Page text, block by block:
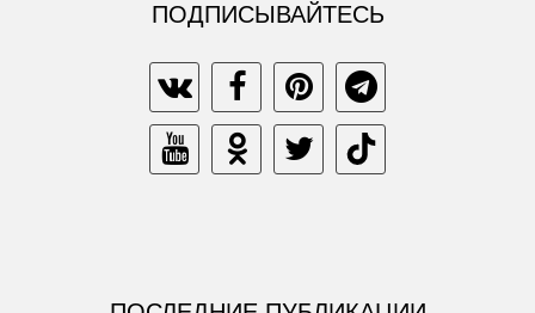
ПОДПИСЫВАЙТЕСЬ